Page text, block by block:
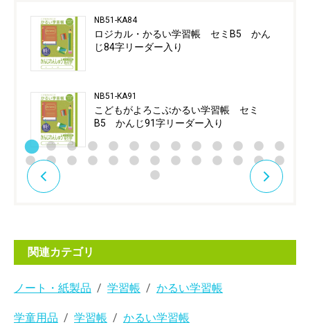
NB51-KA84
ロジカル・かるい学習帳 セミB5 かん
じ84字リーダー入り
NB51-KA91
こどもがよろこぶかるい学習帳 セミ
B5 かんじ91字リーダー入り
関連カテゴリ
ノート・紙製品 学習帳 かるい学習帳
学童用品 学習帳 かるい学習帳